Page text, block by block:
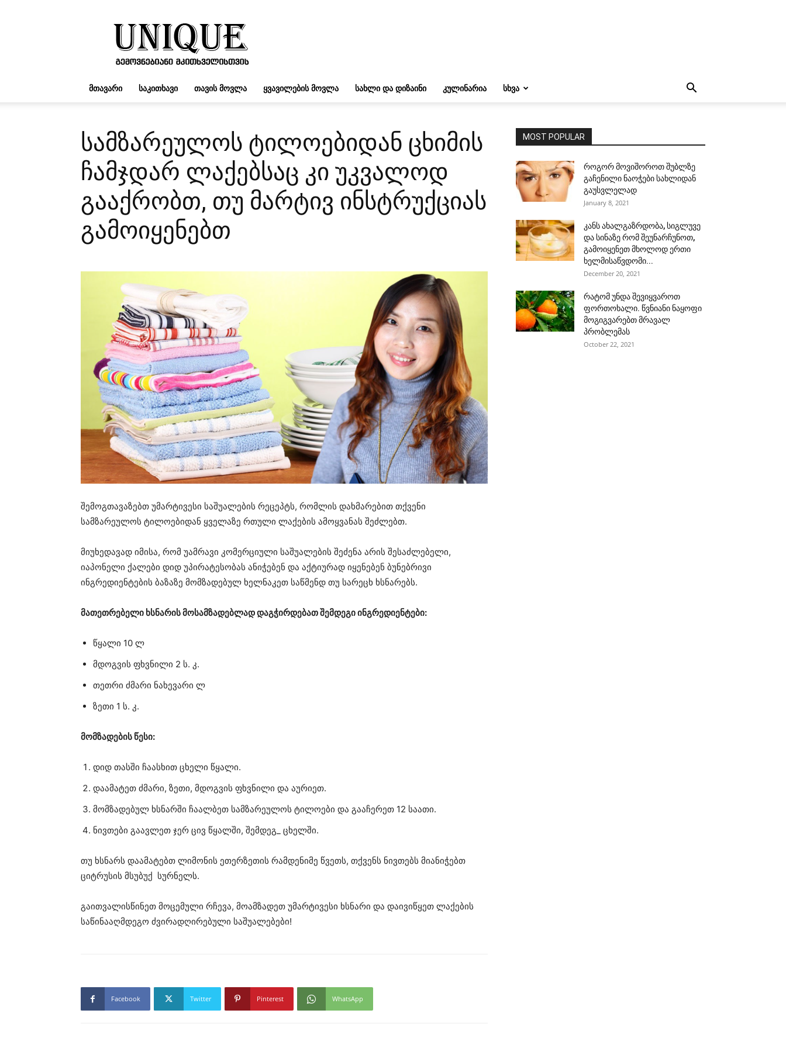
UNIQUE.GE
ᲛᲗᲐᲕᲐᲠᲘ ᲡᲐᲙᲘᲗᲮᲐᲕᲘ ᲗᲐᲕᲘᲡ ᲛᲝᲕᲚᲐ ᲧᲕᲐᲕᲘᲚᲔᲑᲘᲡ ᲛᲝᲕᲚᲐ ᲡᲐᲮᲚᲘ ᲓᲐ ᲓᲘᲖᲐᲘᲜᲘ ᲙᲣᲚᲘᲜᲐᲠᲘᲐ ᲡᲮᲕᲐ
სამზარეულოს ტილოებიდან ცხიმის
ჩამჯდარ ლაქებსაც კი უკვალოდ
გააქრობთ, თუ მარტივ ინსტრუქციას
გამოიყენებთ
შემოგთავაზებთ უმარტივესი საშუალების რეცეპტს, რომლის დახმარებით თქვენი
სამზარეულოს ტილოებიდან ყველაზე რთული ლაქების ამოყვანას შეძლებთ.
მიუხედავად იმისა, რომ უამრავი კომერციული საშუალების შეძენა არის შესაძლებელი,
იაპონელი ქალები დიდ უპირატესობას ანიჭებენ და აქტიურად იყენებენ ბუნებრივი
ინგრედიენტების ბაზაზე მომზადებულ ხელნაკეთ საწმენდ თუ სარეცხ ხსნარებს.
მათეთრებელი ხსნარის მოსამზადებლად დაგჭირდებათ შემდეგი ინგრედიენტები:
წყალი 10 ლ
მდოგვის ფხვნილი 2 ს. კ.
თეთრი ძმარი ნახევარი ლ
ზეთი 1 ს. კ.
მომზადების წესი:
დიდ თასში ჩაასხით ცხელი წყალი.
დაამატეთ ძმარი, ზეთი, მდოგვის ფხვნილი და აურიეთ.
მომზადებულ ხსნარში ჩაალბეთ სამზარეულოს ტილოები და გააჩერეთ 12 საათი.
ნივთები გაავლეთ ჯერ ცივ წყალში, შემდეგ_ ცხელში.
თუ ხსნარს დაამატებთ ლიმონის ეთერზეთის რამდენიმე წვეთს, თქვენს ნივთებს მიანიჭებთ
ციტრუსის მსუბუქ სურნელს.
გაითვალისწინეთ მოცემული რჩევა, მოამზადეთ უმარტივესი ხსნარი და დაივიწყეთ ლაქების
საწინააღმდეგო ძვირადღირებული საშუალებები!
Facebook Twitter Pinterest WhatsApp
MOST POPULAR
როგორ მოვიშოროთ შუბლზე
გაჩენილი ნაოჭები სახლიდან
გაუსვლელად
January 8, 2021
კანს ახალგაზრდობა, სიგლუვე
და სინაზე რომ შეუნარჩუნოთ,
გამოიყენეთ მხოლოდ ერთი
ხელმისაწვდომი...
December 20, 2021
რატომ უნდა შევიყვაროთ
ფორთოხალი. წვნიანი ნაყოფი
მოგიგვარებთ მრავალ
პრობლემას
October 22, 2021